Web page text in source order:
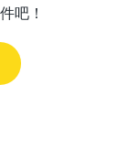
吧！